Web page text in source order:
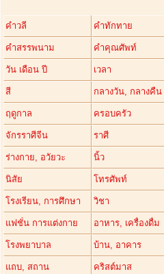
คำวลี คำทักทาย
คำสรรพนาม คำคุณศัพท์
วัน เดือน ปี เวลา
สี กลางวัน, กลางคืน
ฤดูกาล ครอบครัว
จักรราศีจีน ราศี
ร่างกาย, อวัยวะ นิ้ว
นิสัย โทรศัพท์
โรงเรียน, การศึกษา วิชา
แฟชั่น การแต่งกาย อาหาร, เครื่องดื่ม
โรงพยาบาล บ้าน, อาคาร
แถบ, สถาน คริสต์มาส